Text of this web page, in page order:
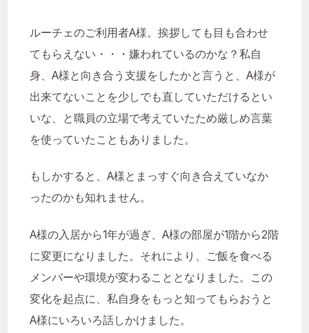
ルーチェのご利用者A様。挨拶しても目も合わせ
てもらえない・・・嫌われているのかな？私自
身、A様と向き合う支援をしたかと言うと、A様が
出来てないことを少しでも直していただけるとい
いな、と職員の立場で考えていたため厳しめ言葉
を使っていたこともありました。
もしかすると、A様とまっすぐ向き合えていなか
ったのかも知れません。
A様の入居から1年が過ぎ、A様の部屋が1階から2階
に変更になりました。それにより、ご飯を食べる
メンバーや環境が変わることとなりました。この
変化を起点に、私自身をもっと知ってもらおうと
A様にいろいろ話しかけました。